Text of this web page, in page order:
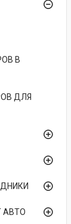
В
ДЛЯ
АВТО